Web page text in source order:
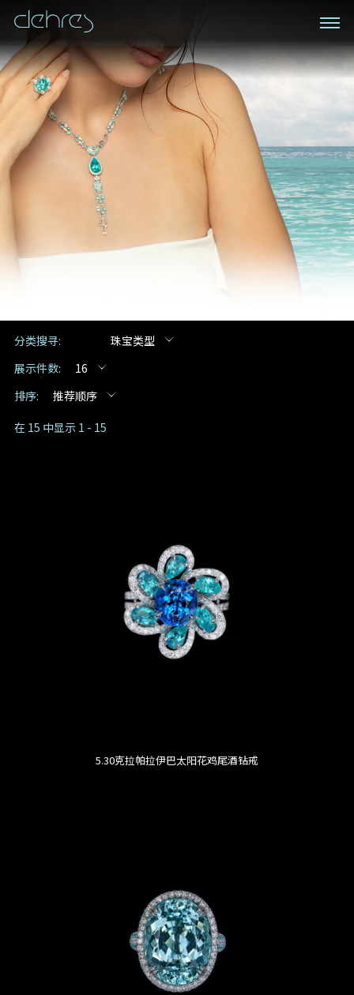
分类搜寻:
珠宝类型
展示件数:
16
排序:
推荐顺序
在 15 中显示 1 - 15
5.30克拉帕拉伊巴太阳花鸡尾酒钻戒
登记成为电讯会员
接收戴乐斯最新的产品资讯，活动讯息和行业情报。
电邮地址
私人预约
我们在香港中环置地广场的私人展示厅将为您提供更私
密舒适的选购环境
地区
手机号码* 电邮地址*
预约日期
预约时间